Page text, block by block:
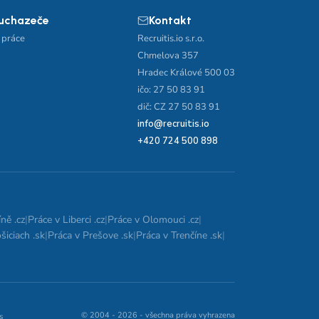
Kontakt
Recruitis.io s.r.o.
Chmelova 357
Hradec Králové 500 03
ičo: 27 50 83 91
dič: CZ 27 50 83 91
info@recruitis.io
+420 724 500 898
.cz|Práce v Liberci .cz|Práce v Olomouci .cz|
.sk|Práca v Prešove .sk|Práca v Trenčíne .sk|
© 2004 - 2026 - všechna práva vyhrazena